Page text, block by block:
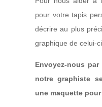
pour votre tapis
décrire au plus
graphique de celui-
Envoyez-nous
notre graphiste
une maquette